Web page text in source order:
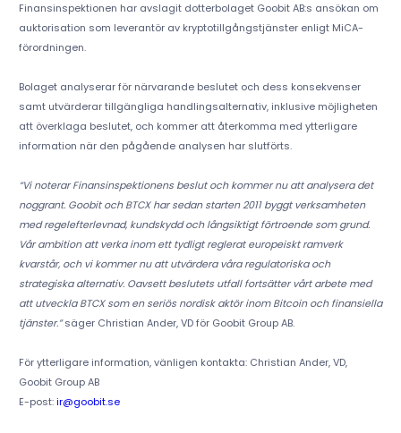
Finansinspektionen har avslagit dotterbolaget Goobit AB:s ansökan om
auktorisation som leverantör av kryptotillgångstjänster enligt MiCA-
förordningen.
Bolaget analyserar för närvarande beslutet och dess konsekvenser
samt utvärderar tillgängliga handlingsalternativ, inklusive möjligheten
att överklaga beslutet, och kommer att återkomma med ytterligare
information när den pågående analysen har slutförts.
“Vi noterar Finansinspektionens beslut och kommer nu att analysera det
noggrant. Goobit och BTCX har sedan starten 2011 byggt verksamheten
med regelefterlevnad, kundskydd och långsiktigt förtroende som grund.
Vår ambition att verka inom ett tydligt reglerat europeiskt ramverk
kvarstår, och vi kommer nu att utvärdera våra regulatoriska och
strategiska alternativ. Oavsett beslutets utfall fortsätter vårt arbete med
att utveckla BTCX som en seriös nordisk aktör inom Bitcoin och finansiella
tjänster.”säger Christian Ander, VD för Goobit Group AB.
För ytterligare information, vänligen kontakta: Christian Ander, VD,
Goobit Group AB
E-post:ir@goobit.se